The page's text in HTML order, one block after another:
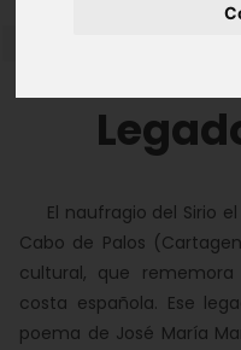
El naufragio del Sirio
Cabo de Palos
cultural, que
costa española. Ese
poema de José María